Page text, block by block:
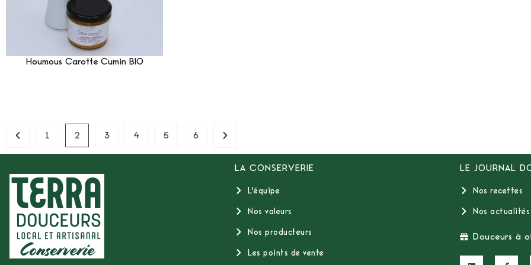
Houmous Carotte Cumin BIO
1 2 3 4 5 6
LA CONSERVERIE
L'équipe
Nos valeurs
Nos producteurs
Les points de vente
LE JOURNAL
Nos recettes
Nos actualités
Douceurs à